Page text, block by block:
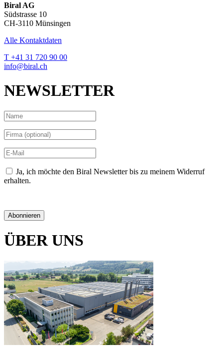
Biral AG
Südstrasse 10
CH-3110 Münsingen
Alle Kontaktdaten
T +41 31 720 90 00
info@biral.ch
NEWSLETTER
Ja, ich möchte den Biral Newsletter bis zu meinem Widerruf
erhalten.
Abonnieren
ÜBER UNS